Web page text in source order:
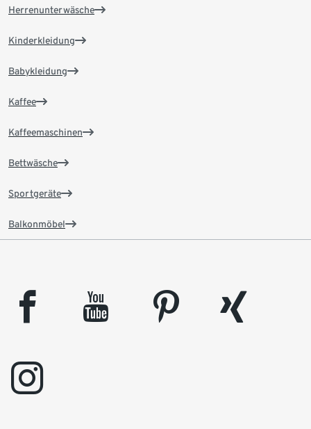
Herrenunterwäsche
Kinderkleidung
Babykleidung
Kaffee
Kaffeemaschinen
Bettwäsche
Sportgeräte
Balkonmöbel
facebook youtube pinterest
xing
instagram